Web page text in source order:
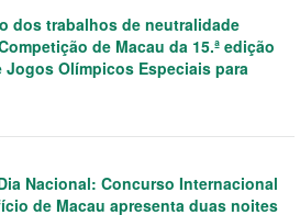
dos trabalhos de neutralidade
de Macau da 15.ª edição
Olímpicos Especiais para
Nacional: Concurso Internacional
de Macau apresenta duas noites